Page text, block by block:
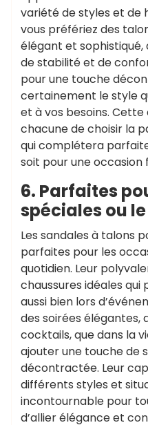
variété de styles et de
vous préfériez des
élégant et sophistiqué,
de stabilité et de
pour une touche
certainement le style
et à vos besoins.
chacune de choisir la
qui complétera
soit pour une
6. Parfaites
spéciales ou
Les sandales à talons
parfaites pour les
quotidien. Leur
chaussures idéales
aussi bien lors
des soirées élégantes,
cocktails, que dans la
ajouter une touche de
décontractée. Leur
différents styles et
incontournable pour
d’allier élégance et